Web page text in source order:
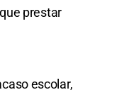
prestar
escolar,